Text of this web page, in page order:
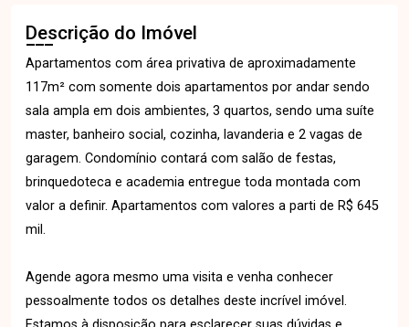
Descrição do Imóvel
Apartamentos com área privativa de aproximadamente
117m² com somente dois apartamentos por andar sendo
sala ampla em dois ambientes, 3 quartos, sendo uma suíte
master, banheiro social, cozinha, lavanderia e 2 vagas de
garagem. Condomínio contará com salão de festas,
brinquedoteca e academia entregue toda montada com
valor a definir. Apartamentos com valores a parti de R$ 645
mil.
Agende agora mesmo uma visita e venha conhecer
pessoalmente todos os detalhes deste incrível imóvel.